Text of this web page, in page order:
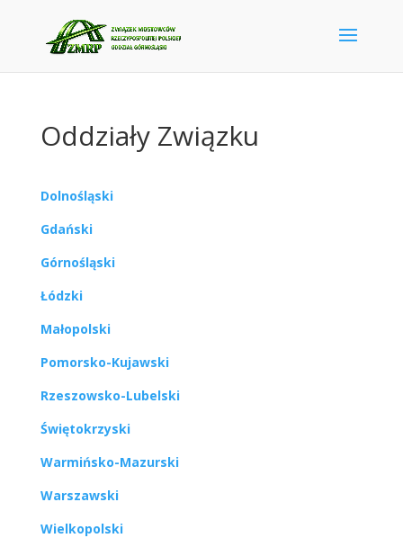
Oddziały Związku
Dolnośląski
Gdański
Górnośląski
Łódzki
Małopolski
Pomorsko-Kujawski
Rzeszowsko-Lubelski
Świętokrzyski
Warmińsko-Mazurski
Warszawski
Wielkopolski